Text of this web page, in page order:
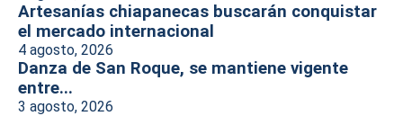
Artesanías chiapanecas buscarán conquistar
el mercado internacional
4 agosto, 2026
Danza de San Roque, se mantiene vigente
entre...
3 agosto, 2026